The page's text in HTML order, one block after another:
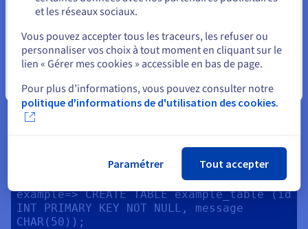
CREATE TABLE example_table (id INT
Le résultat s'affiche comme ceci :
psql (14.2 (Ubuntu 14.2-1ubuntu1))
Type "help" for help.
example=> CREATE TABLE example_table (id
INT PRIMARY KEY NOT NULL, message
CHAR(50));
Fermer
et les réseaux sociaux.
Vous pouvez accepter tous les traceurs, les refuser ou
personnaliser vos choix à tout moment en cliquant sur le
lien « Gérer mes cookies » accessible en bas de page.
Pour plus d’informations, vous pouvez consulter notre
politique d'informations de d'utilisation des cookies.
Paramétrer Tout accepter